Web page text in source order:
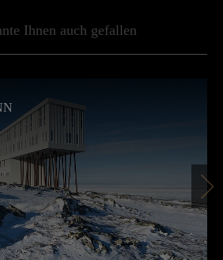
Ihnen auch gefallen